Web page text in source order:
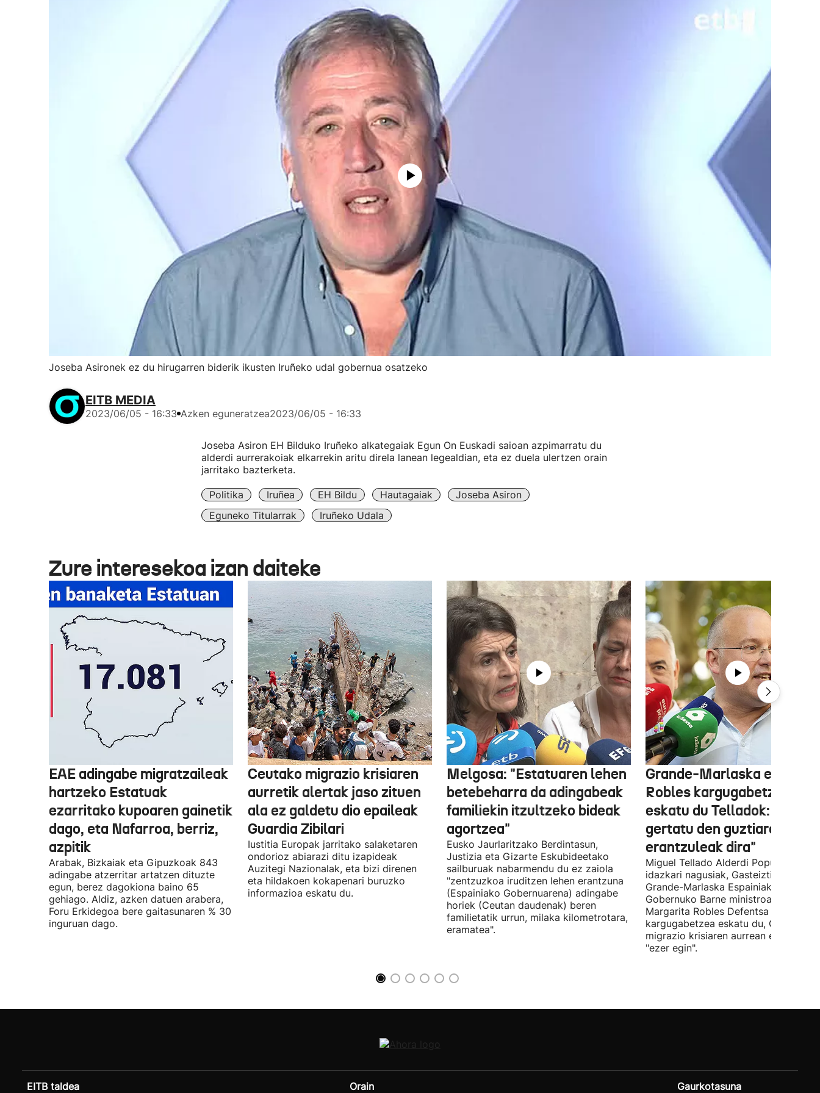
Joseba Asironek ez du hirugarren biderik ikusten Iruñeko udal gobernua osatzeko
EITB MEDIA
2023/06/05 - 16:33 Azken eguneratzea2023/06/05 - 16:33
Joseba Asiron EH Bilduko Iruñeko alkategaiak Egun On Euskadi saioan azpimarratu du
alderdi aurrerakoiak elkarrekin aritu direla lanean legealdian, eta ez duela ulertzen orain
jarritako bazterketa.
Politika Iruñea EH Bildu Hautagaiak
Joseba Asiron
Eguneko Titularrak
Iruñeko Udala
Zure interesekoa izan daiteke
EAE adingabe migratzaileak
hartzeko Estatuak
ezarritako kupoaren gainetik
dago, eta Nafarroa, berriz,
azpitik
Arabak, Bizkaiak eta Gipuzkoak 843
adingabe atzerritar artatzen dituzte
egun, berez dagokiona baino 65
gehiago. Aldiz, azken datuen arabera,
Foru Erkidegoa bere gaitasunaren % 30
inguruan dago.
Ceutako migrazio krisiaren
aurretik alertak jaso zituen
ala ez galdetu dio epaileak
Guardia Zibilari
Iustitia Europak jarritako salaketaren
ondorioz abiarazi ditu izapideak
Auzitegi Nazionalak, eta bizi direnen
eta hildakoen kokapenari buruzko
informazioa eskatu du.
Melgosa: "Estatuaren lehen
betebeharra da adingabeak
familiekin itzultzeko bideak
agortzea"
Eusko Jaurlaritzako Berdintasun,
Justizia eta Gizarte Eskubideetako
sailburuak nabarmendu du ez zaiola
"zentzuzkoa iruditzen lehen erantzuna
(Espainiako Gobernuarena) adingabe
horiek (Ceutan daudenak) beren
familietatik urrun, milaka kilometrotara,
eramatea".
Grande-Marlaska eta
Robles kargugabetzea
eskatu du Telladok:
gertatu den guztiaren
erantzuleak dira"
Miguel Tellado Alderdi Popularraren
idazkari nagusiak, Gasteiztik,
Grande-Marlaska Espainiako
Gobernuko Barne ministroa eta
Margarita Robles Defentsa ministroa
kargugabetzea eskatu du, Ceutako
migrazio krisiaren aurrean ez
"ezer egin".
EITB taldea Orain Gaurkotasuna